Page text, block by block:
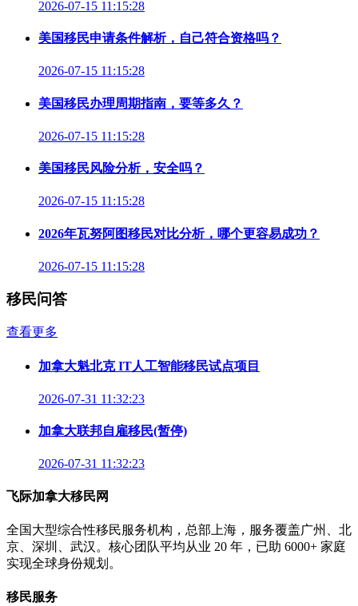
2026-07-15 11:15:28
美国移民申请条件解析，自己符合资格吗？
2026-07-15 11:15:28
美国移民办理周期指南，要等多久？
2026-07-15 11:15:28
美国移民风险分析，安全吗？
2026-07-15 11:15:28
2026年瓦努阿图移民对比分析，哪个更容易成功？
2026-07-15 11:15:28
移民问答
查看更多
加拿大魁北克 IT人工智能移民试点项目
2026-07-31 11:32:23
加拿大联邦自雇移民(暂停)
2026-07-31 11:32:23
飞际加拿大移民网
全国大型综合性移民服务机构，总部上海，服务覆盖广州、北
京、深圳、武汉。核心团队平均从业 20 年，已助 6000+ 家庭
实现全球身份规划。
移民服务